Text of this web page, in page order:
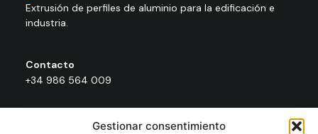
Gestionar consentimiento
Extrusión de perfiles de aluminio para la edificación e
industria.
Contacto
+34 986 564 009